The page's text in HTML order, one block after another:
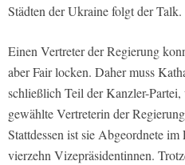
Städten der Ukraine folgt der Talk.
Einen Vertreter der Regierung
aber Fair locken. Daher muss
schließlich Teil der Kanzler-
gewählte Vertreterin der
Stattdessen ist sie Abgeordnete
vierzehn Vizepräsidentinnen.